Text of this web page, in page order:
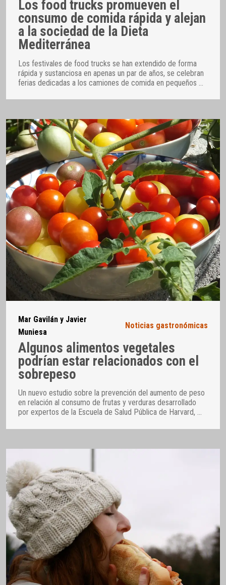
Los food trucks promueven el
consumo de comida rápida y alejan
a la sociedad de la Dieta
Mediterránea
Los festivales de food trucks se han extendido de forma
rápida y sustanciosa en apenas un par de años, se celebran
ferias dedicadas a los camiones de comida en pequeños
Mar Gavilán y Javier
Muniesa
Noticias gastronómicas
Algunos alimentos vegetales
podrían estar relacionados con el
sobrepeso
Un nuevo estudio sobre la prevención del aumento de peso
en relación al consumo de frutas y verduras desarrollado
por expertos de la Escuela de Salud Pública de Harvard, …